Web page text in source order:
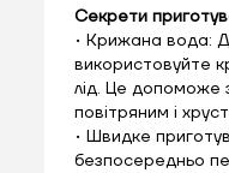
Секрети
• Крижана вода:
використовуйте
лід. Це допоможе
повітряним і
• Швидке
безпосередньо